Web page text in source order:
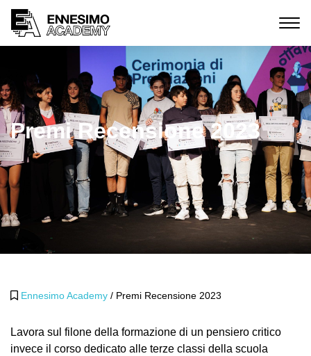
Premi Recensione 2023
Ennesimo Academy / Premi Recensione 2023
Lavora sul filone della formazione di un pensiero critico
invece il corso dedicato alle terze classi della scuola